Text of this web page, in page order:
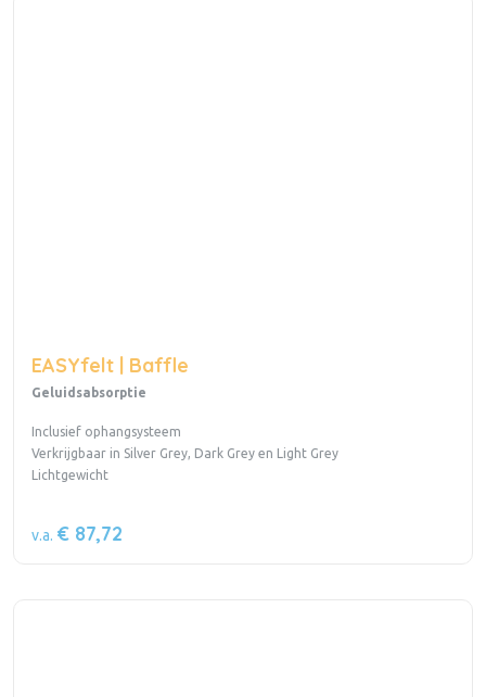
EASYfelt | Baffle
Geluidsabsorptie
Inclusief ophangsysteem
Verkrijgbaar in Silver Grey, Dark Grey en Light Grey
Lichtgewicht
v.a. € 87,72